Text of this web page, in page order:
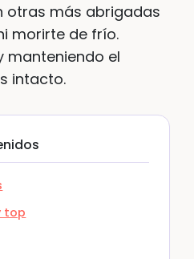
otras más abrigadas
morirte de frío.
manteniendo el
intacto.
top